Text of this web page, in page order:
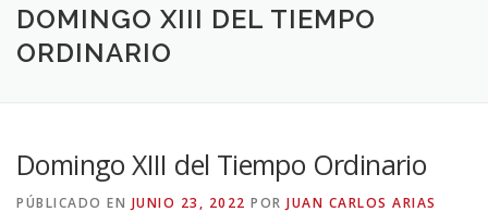
INICIO DÓNDE ESTAMOS HISTORIA
SACRAMENTOS CALENDARIO PARROQUIAL 2024
DOMINGO XIII DEL TIEMPO
ORDINARIO
Domingo XIII del Tiempo Ordinario
PÚBLICADO EN JUNIO 23, 2022 POR JUAN CARLOS ARIAS